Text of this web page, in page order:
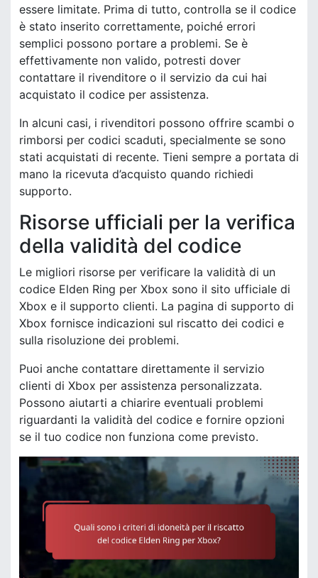
essere limitate. Prima di tutto, controlla se il codice
è stato inserito correttamente, poiché errori
semplici possono portare a problemi. Se è
effettivamente non valido, potresti dover
contattare il rivenditore o il servizio da cui hai
acquistato il codice per assistenza.
In alcuni casi, i rivenditori possono offrire scambi o
rimborsi per codici scaduti, specialmente se sono
stati acquistati di recente. Tieni sempre a portata di
mano la ricevuta d’acquisto quando richiedi
supporto.
Risorse ufficiali per la verifica
della validità del codice
Le migliori risorse per verificare la validità di un
codice Elden Ring per Xbox sono il sito ufficiale di
Xbox e il supporto clienti. La pagina di supporto di
Xbox fornisce indicazioni sul riscatto dei codici e
sulla risoluzione dei problemi.
Puoi anche contattare direttamente il servizio
clienti di Xbox per assistenza personalizzata.
Possono aiutarti a chiarire eventuali problemi
riguardanti la validità del codice e fornire opzioni
se il tuo codice non funziona come previsto.